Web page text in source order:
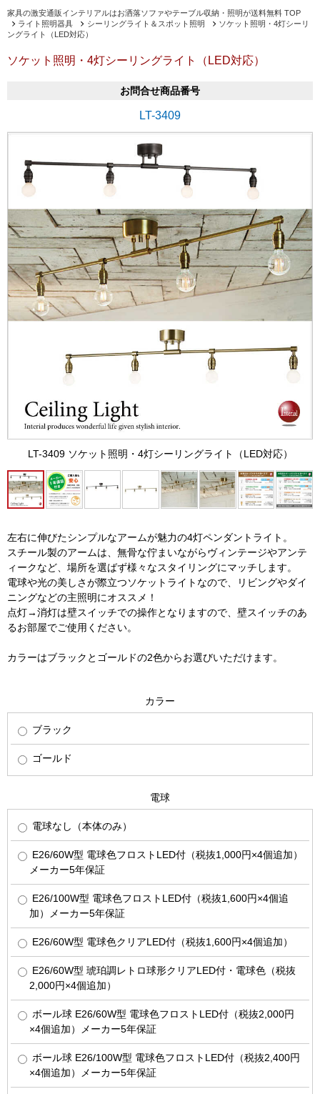
家具の激安通販インテリアルはお洒落ソファやテーブル収納・照明が送料無料 TOP
ライト照明器具
シーリングライト＆スポット照明
ソケット照明・4灯シーリ
ングライト（LED対応）
ソケット照明・4灯シーリングライト（LED対応）
お問合せ商品番号
LT-3409
LT-3409 ソケット照明・4灯シーリングライト（LED対応）
左右に伸びたシンプルなアームが魅力の4灯ペンダントライト。
スチール製のアームは、無骨な佇まいながらヴィンテージやアンテ
ィークなど、場所を選ばず様々なスタイリングにマッチします。
電球や光の美しさが際立つソケットライトなので、リビングやダイ
ニングなどの主照明にオススメ！
点灯→消灯は壁スイッチでの操作となりますので、壁スイッチのあ
るお部屋でご使用ください。
カラーはブラックとゴールドの2色からお選びいただけます。
カラー
ブラック
ゴールド
電球
電球なし（本体のみ）
E26/60W型 電球色フロストLED付（税抜1,000円×4個追加）
メーカー5年保証
E26/100W型 電球色フロストLED付（税抜1,600円×4個追
加）メーカー5年保証
E26/60W型 電球色クリアLED付（税抜1,600円×4個追加）
E26/60W型 琥珀調レトロ球形クリアLED付・電球色（税抜
2,000円×4個追加）
ボール球 E26/60W型 電球色フロストLED付（税抜2,000円
×4個追加）メーカー5年保証
ボール球 E26/100W型 電球色フロストLED付（税抜2,400円
×4個追加）メーカー5年保証